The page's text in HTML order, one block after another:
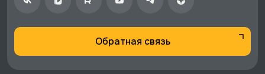
экспертная поддержка.
Обратная связь